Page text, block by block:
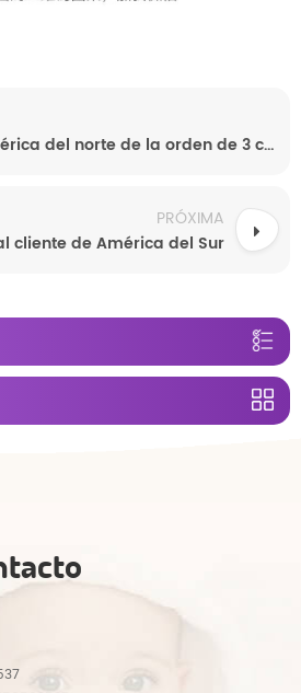
Cliente de América del norte de la orden de 3 contenedores de pañales para bebé
PRÓXIMA
cliente de América del Sur